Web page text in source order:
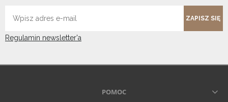
ZAPISZ SIĘ
Regulamin newsletter'a
POMOC